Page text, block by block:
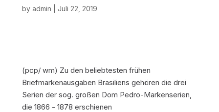
by admin Juli 22, 2019
(pcp/ wm) Zu den beliebtesten frühen
Briefmarkenausgaben Brasiliens gehören die drei
Serien der sog. großen Dom Pedro-Markenserien,
die 1866 - 1878 erschienen